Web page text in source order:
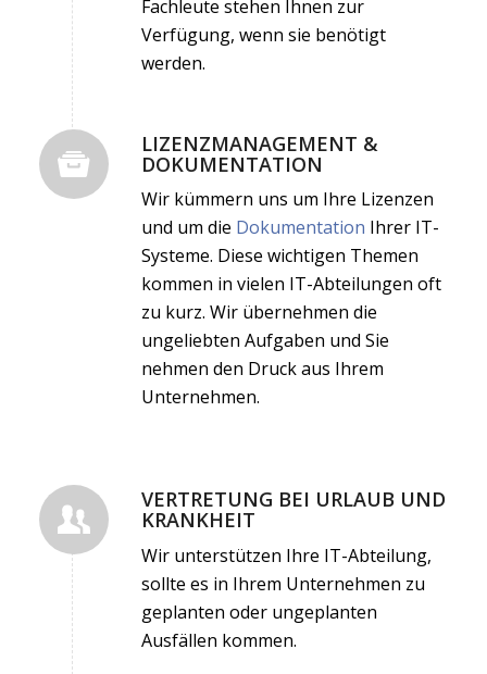
Fachleute stehen Ihnen zur
Verfügung, wenn sie benötigt
werden.
LIZENZMANAGEMENT &
DOKUMENTATION
Wir kümmern uns um Ihre Lizenzen
und um die Dokumentation Ihrer IT-
Systeme. Diese wichtigen Themen
kommen in vielen IT-Abteilungen oft
zu kurz. Wir übernehmen die
ungeliebten Aufgaben und Sie
nehmen den Druck aus Ihrem
Unternehmen.
VERTRETUNG BEI URLAUB UND
KRANKHEIT
Wir unterstützen Ihre IT-Abteilung,
sollte es in Ihrem Unternehmen zu
geplanten oder ungeplanten
Ausfällen kommen.